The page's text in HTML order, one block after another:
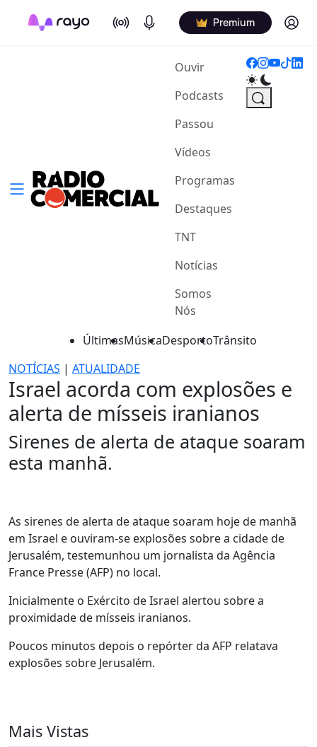
On Air Podcasts Premium Log in
Ouvir(current)
Podcasts
Passou
Vídeos
Programas
Destaques
TNT
Notícias
Somos
Nós
ÚltimasMúsicaDesportoTrânsito
NOTÍCIAS | ATUALIDADE
Israel acorda com explosões e
alerta de mísseis iranianos
Sirenes de alerta de ataque soaram
esta manhã.
As sirenes de alerta de ataque soaram hoje de manhã
em Israel e ouviram-se explosões sobre a cidade de
Jerusalém, testemunhou um jornalista da Agência
France Presse (AFP) no local.
Inicialmente o Exército de Israel alertou sobre a
proximidade de mísseis iranianos.
Poucos minutos depois o repórter da AFP relatava
explosões sobre Jerusalém.
Mais Vistas